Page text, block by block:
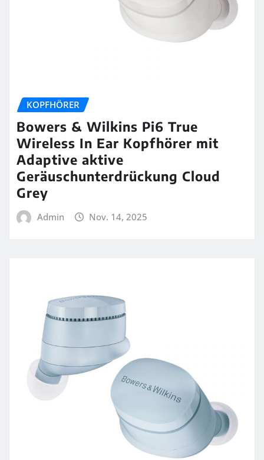
KOPFHÖRER
Bowers & Wilkins Pi6 True
Wireless In Ear Kopfhörer mit
Adaptive aktive
Geräuschunterdrückung Cloud
Grey
Admin Nov. 14, 2025